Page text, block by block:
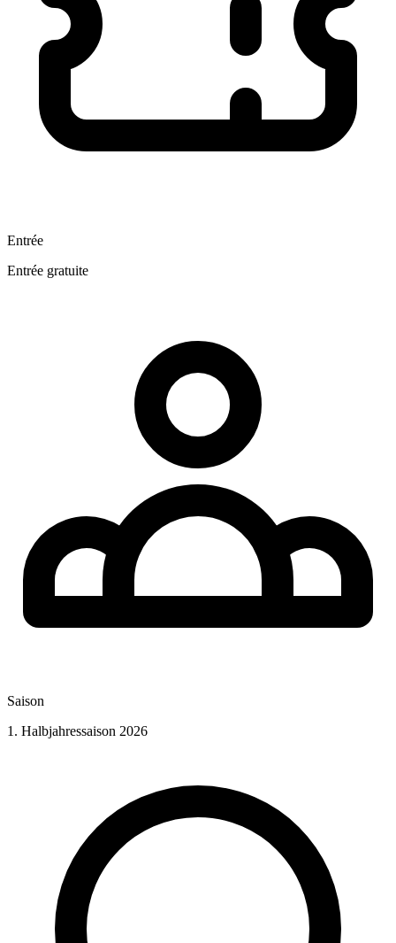
Entrée
Entrée gratuite
Saison
1. Halbjahressaison 2026